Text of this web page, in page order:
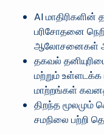
AI மாதிரிகளின்
பரிசோதனை
ஆலோசனைகள்
தகவல்
மற்றும் உள்ளடக்க
மாற்றங்கள்
திறந்த மூலமும்
சமநிலை பற்றி